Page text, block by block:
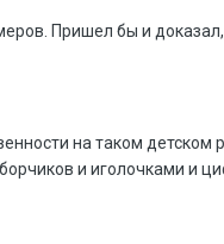
Пришел бы и
на таком детском
и иголочками и